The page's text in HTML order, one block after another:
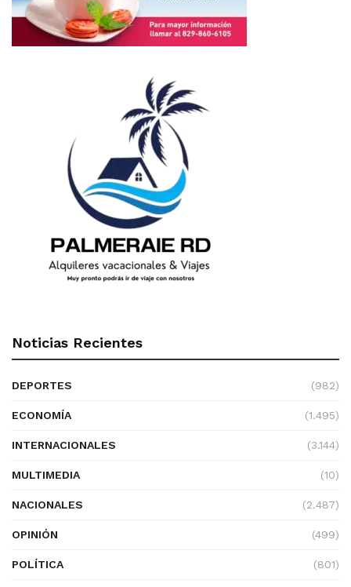
Noticias Recientes
DEPORTES (982)
ECONOMÍA (1.495)
INTERNACIONALES (3.144)
MULTIMEDIA (10)
NACIONALES (2.487)
OPINIÓN (499)
POLÍTICA (801)